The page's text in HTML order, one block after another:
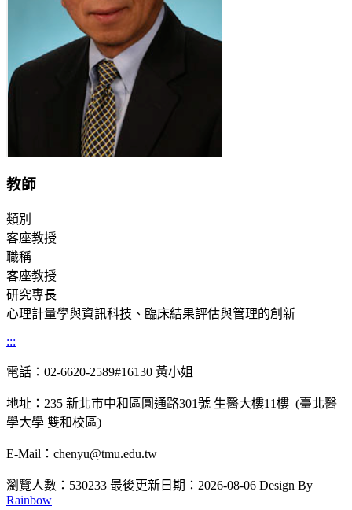
教師
類別
客座教授
職稱
客座教授
研究專長
心理計量學與資訊科技、臨床結果評估與管理的創新
:::
電話：02-6620-2589#16130 黃小姐
地址：235 新北市中和區圓通路301號 生醫大樓11樓 (臺北醫
學大學 雙和校區)
E-Mail：chenyu@tmu.edu.tw
瀏覽人數：530233 最後更新日期：2026-08-06 Design By
Rainbow